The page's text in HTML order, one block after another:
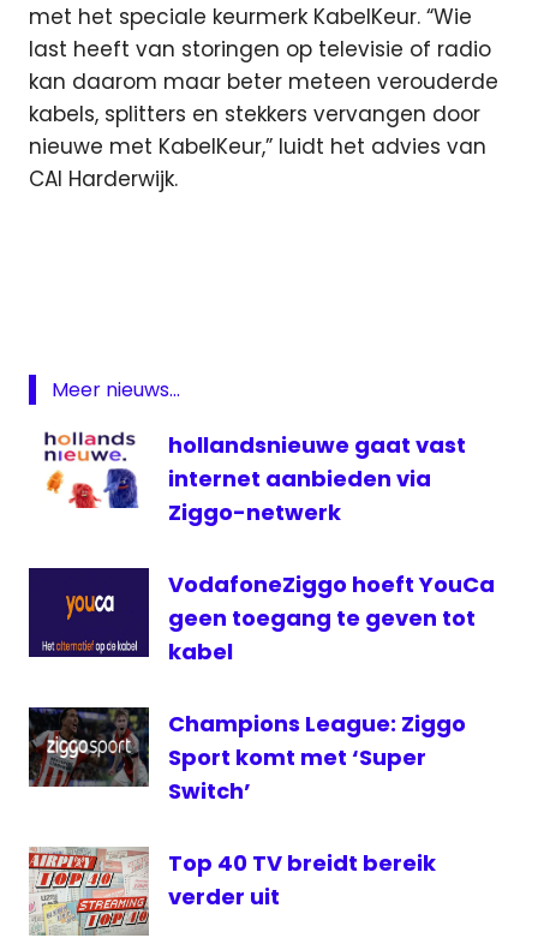
met het speciale keurmerk KabelKeur. “Wie
last heeft van storingen op televisie of radio
kan daarom maar beter meteen verouderde
kabels, splitters en stekkers vervangen door
nieuwe met KabelKeur,” luidt het advies van
CAI Harderwijk.
kabel
televisie
Meer nieuws...
hollandsnieuwe gaat vast
internet aanbieden via
Ziggo-netwerk
VodafoneZiggo hoeft YouCa
geen toegang te geven tot
kabel
Champions League: Ziggo
Sport komt met ‘Super
Switch’
Top 40 TV breidt bereik
verder uit